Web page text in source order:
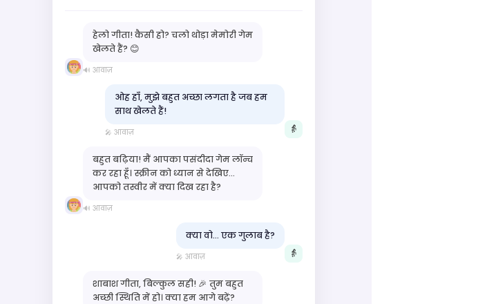
हेलो गीता! कैसी हो? चलो थोड़ा मेमोरी गेम
खेलते हैं? 😊
🔊 आवाज़
👵
ओह हाँ, मुझे बहुत अच्छा लगता है जब हम
साथ खेलते हैं!
🎤 आवाज़
बहुत बढ़िया! मैं आपका पसंदीदा गेम लॉन्च
कर रहा हूँ। स्क्रीन को ध्यान से देखिए...
आपको तस्वीर में क्या दिख रहा है?
🔊 आवाज़
👵
क्या वो… एक गुलाब है?
🎤 आवाज़
शाबाश गीता, बिल्कुल सही! 🎉 तुम बहुत
अच्छी स्थिति में हो। क्या हम आगे बढ़ें?